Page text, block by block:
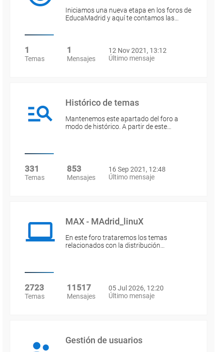
Iniciamos una nueva etapa en los foros de
EducaMadrid y aquí te contamos las…
1
Temas
1
Mensajes
12 Nov 2021, 13:12
Último mensaje
Histórico de temas
Mantenemos este apartado del foro a
modo de histórico. A partir de este…
331
Temas
853
Mensajes
16 Sep 2021, 12:48
Último mensaje
MAX - MAdrid_linuX
En este foro trataremos los temas
relacionados con la distribución…
2723
Temas
11517
Mensajes
05 Jul 2026, 12:20
Último mensaje
Gestión de usuarios